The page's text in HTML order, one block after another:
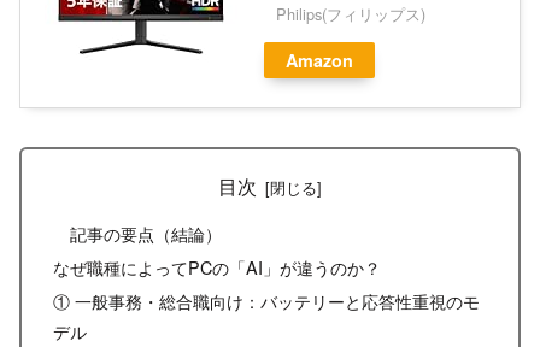
Philips(フィリップス)
Amazon
目次
記事の要点（結論）
なぜ職種によってPCの「AI」が違うのか？
① 一般事務・総合職向け：バッテリーと応答性重視のモ
デル